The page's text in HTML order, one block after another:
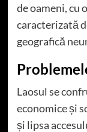
de oameni, cu
caracterizată
geografică
Laosul se
economice și
și lipsa